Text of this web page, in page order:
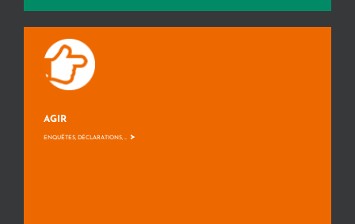
AGIR
ENQUÊTES, DÉCLARATIONS, ... >